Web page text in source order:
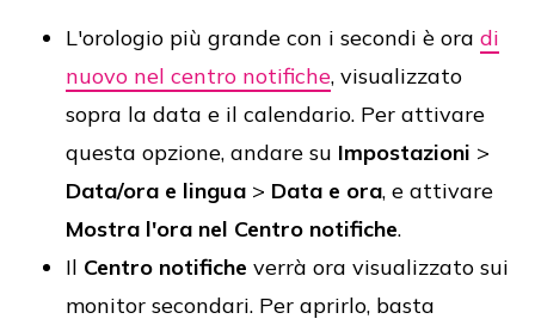
L'orologio più grande con i secondi è ora di
nuovo nel centro notifiche, visualizzato
sopra la data e il calendario. Per attivare
questa opzione, andare su Impostazioni >
Data/ora e lingua > Data e ora, e attivare
Mostra l'ora nel Centro notifiche.
Il Centro notifiche verrà ora visualizzato sui
monitor secondari. Per aprirlo, basta